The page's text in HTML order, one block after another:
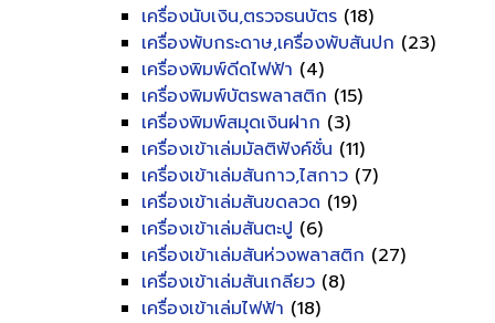
เครื่องนับเงิน,ตรวจธนบัตร (18)
เครื่องพับกระดาษ,เครื่องพับสันปก (23)
เครื่องพิมพ์ดีดไฟฟ้า (4)
เครื่องพิมพ์บัตรพลาสติก (15)
เครื่องพิมพ์สมุดเงินฝาก (3)
เครื่องเข้าเล่มมัลติฟังค์ชั่น (11)
เครื่องเข้าเล่มสันกาว,ไสกาว (7)
เครื่องเข้าเล่มสันขดลวด (19)
เครื่องเข้าเล่มสันตะปู (6)
เครื่องเข้าเล่มสันห่วงพลาสติก (27)
เครื่องเข้าเล่มสันเกลียว (8)
เครื่องเข้าเล่มไฟฟ้า (18)